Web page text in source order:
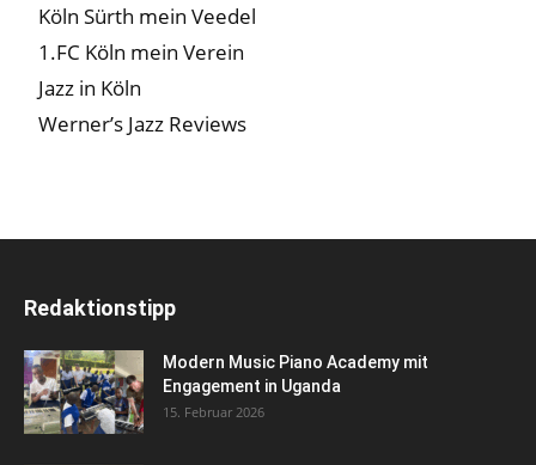
Köln Sürth mein Veedel
1.FC Köln mein Verein
Jazz in Köln
Werner’s Jazz Reviews
Redaktionstipp
Modern Music Piano Academy mit
Engagement in Uganda
15. Februar 2026